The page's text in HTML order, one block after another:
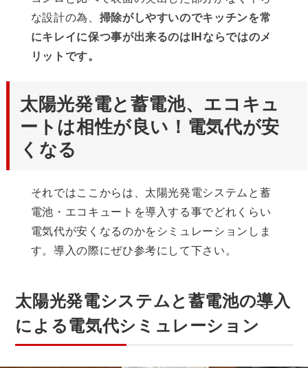
な設計の為、 掃除がしやすいのでキッチンを常
にキレイに保つ事が出来るのはIHならではのメ
リットです。
太陽光発電と蓄電池、エコキュ
ートは相性が良い！電気代が安
くなる
それではここからは、太陽光発電システムと蓄
電池・エコキュートを導入する事でどれくらい
電気代が安くなるのかをシミュレーションしま
す。導入の際にぜひ参考にして下さい。
太陽光発電システムと蓄電池の導入
による電気代シミュレーション